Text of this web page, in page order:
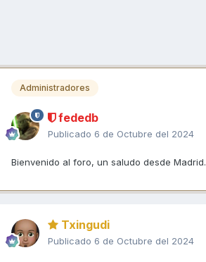
Administradores
fededb
Publicado 6 de Octubre del 2024
Bienvenido al foro, un saludo desde Madrid.
Txingudi
Publicado 6 de Octubre del 2024